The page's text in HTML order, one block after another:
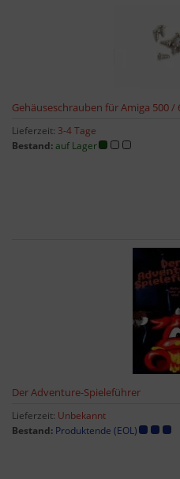
Gehäuseschrauben für Amiga 500 /
Lieferzeit: 3-4 Tage
Bestand:auf Lager
Der Adventure-Spieleführer
Lieferzeit: Unbekannt
Bestand: Produktende (EOL)